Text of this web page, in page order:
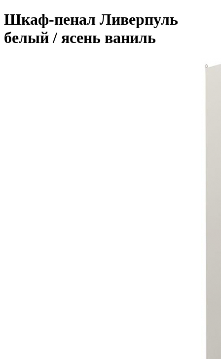
Шкаф-пенал Ливерпуль
белый / ясень ваниль